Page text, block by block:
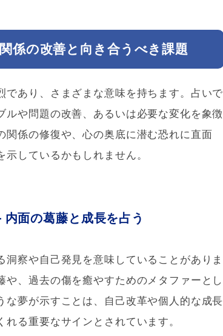
係の改善と向き合うべき課題
あり、さまざまな意味を持ちます。占いで
や問題の改善、あるいは必要な変化を象徴
関係の修復や、心の奥底に潜む恐れに直面
しているかもしれません。
面の葛藤と成長を占う
察や自己発見を意味していることがありま
、過去の傷を癒やすためのメタファーとし
な夢が示すことは、自己改革や個人的な成長
る重要なサインとされています。